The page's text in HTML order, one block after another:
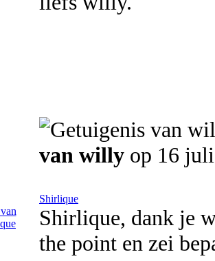
van willy op 16
Shirlique
Shirlique, dank je
the point en zei